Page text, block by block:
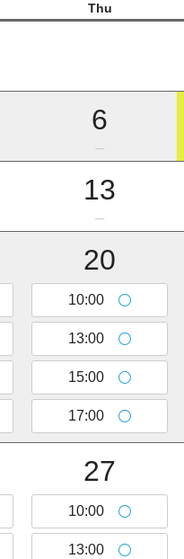
Thu
6
13
20
10:00
13:00
15:00
17:00
27
10:00
13:00
ウェブショップ
お知らせ
紙漉き体験ご予約
紙漉き体験お問い合わせ
お問い合わせ